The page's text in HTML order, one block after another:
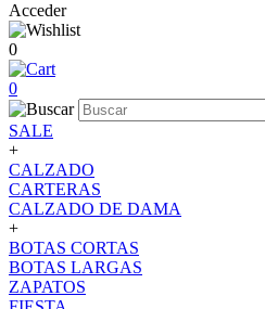
Acceder
0
0
SALE
+
CALZADO
CARTERAS
CALZADO DE DAMA
+
BOTAS CORTAS
BOTAS LARGAS
ZAPATOS